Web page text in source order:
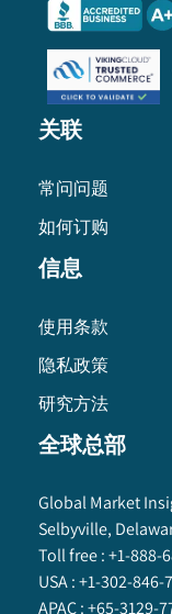
关联
常问问题
如何订购
信息
使用条款
隐私政策
研究方法
全球总部
Global Market
Selbyville,
Toll free :+1-888-
USA :+1-302-846-
APAC :+65-3129-